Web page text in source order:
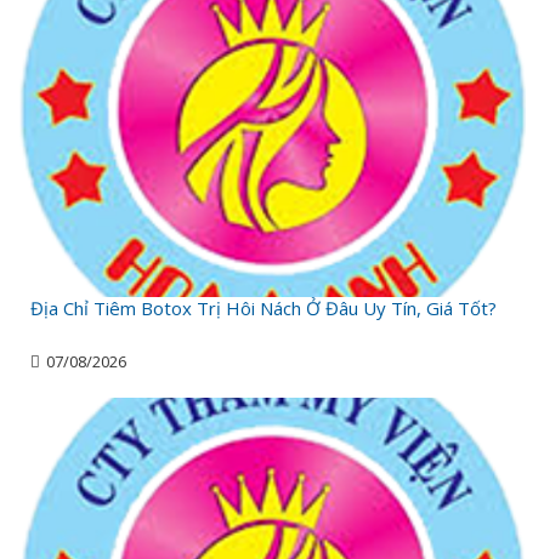
Địa Chỉ Tiêm Botox Trị Hôi Nách Ở Đâu Uy Tín, Giá Tốt?
07/08/2026